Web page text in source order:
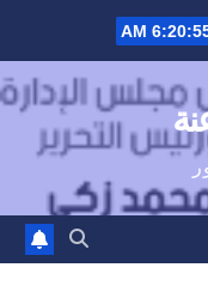
6:20:55